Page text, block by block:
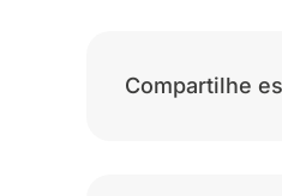
Compartilhe